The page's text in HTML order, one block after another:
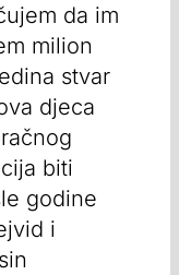
da im
milion
stvar
djeca
biti
godine
i